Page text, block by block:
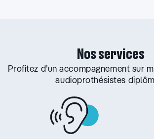
Nos services
Profitez d’un accompagnement sur
audioprothésistes